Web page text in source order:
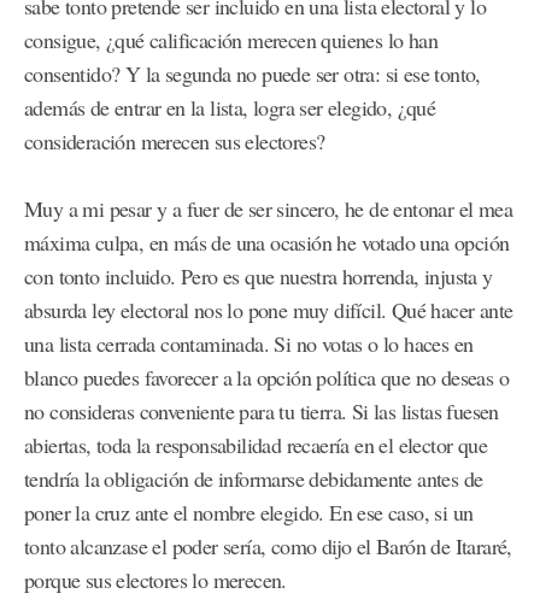
sabe tonto pretende ser incluido en una lista electoral y lo
consigue, ¿qué calificación merecen quienes lo han
consentido? Y la segunda no puede ser otra: si ese tonto,
además de entrar en la lista, logra ser elegido, ¿qué
consideración merecen sus electores?
Muy a mi pesar y a fuer de ser sincero, he de entonar el mea
máxima culpa, en más de una ocasión he votado una opción
con tonto incluido. Pero es que nuestra horrenda, injusta y
absurda ley electoral nos lo pone muy difícil. Qué hacer ante
una lista cerrada contaminada. Si no votas o lo haces en
blanco puedes favorecer a la opción política que no deseas o
no consideras conveniente para tu tierra. Si las listas fuesen
abiertas, toda la responsabilidad recaería en el elector que
tendría la obligación de informarse debidamente antes de
poner la cruz ante el nombre elegido. En ese caso, si un
tonto alcanzase el poder sería, como dijo el Barón de Itararé,
porque sus electores lo merecen.